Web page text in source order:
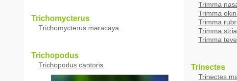
Trichomycterus
Trichomycterus maracaya
Trichopodus
Trichopodus cantoris
Trimma
Trimma
Trimma
Trimma
Trimma
Trinectes
Trinectes